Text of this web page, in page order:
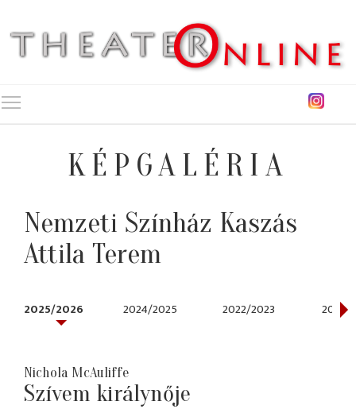
KÉPGALÉRIA
Nemzeti Színház Kaszás
Attila Terem
2025/2026 2024/2025 2022/2023 2020/
Nichola McAuliffe
Szívem királynője